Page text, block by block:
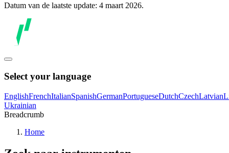
Datum van de laatste update: 4 maart 2026.
Select your language
EnglishFrenchItalianSpanishGermanPortugueseDutchCzechLatvian
Ukrainian
Breadcrumb
Home